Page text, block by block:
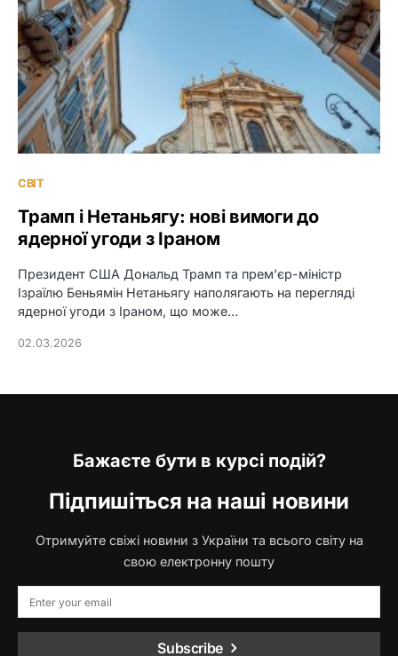
СВІТ
Трамп і Нетаньягу: нові вимоги до
ядерної угоди з Іраном
Президент США Дональд Трамп та прем’єр-міністр
Ізраїлю Беньямін Нетаньягу наполягають на перегляді
ядерної угоди з Іраном, що може…
02.03.2026
Бажаєте бути в курсі подій?
Підпишіться на наші новини
Отримуйте свіжі новини з України та всього світу на
свою електронну пошту
Subscribe